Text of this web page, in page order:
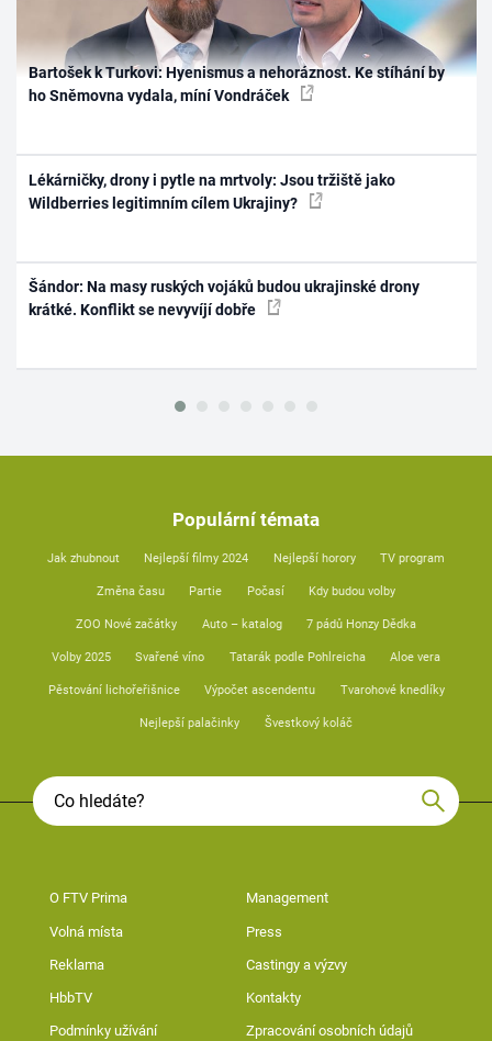
Bartošek k Turkovi: Hyenismus a nehoráznost. Ke stíhání by
ho Sněmovna vydala, míní Vondráček
Lékárničky, drony i pytle na mrtvoly: Jsou tržiště jako
Wildberries legitimním cílem Ukrajiny?
Šándor: Na masy ruských vojáků budou ukrajinské drony
krátké. Konflikt se nevyvíjí dobře
Populární témata
Jak zhubnout Nejlepší filmy 2024 Nejlepší horory TV program
Změna času Partie Počasí Kdy budou volby
ZOO Nové začátky Auto – katalog 7 pádů Honzy Dědka
Volby 2025 Svařené víno Tatarák podle Pohlreicha Aloe vera
Pěstování lichořeřišnice Výpočet ascendentu Tvarohové knedlíky
Nejlepší palačinky Švestkový koláč
O FTV Prima Management
Volná místa Press
Reklama Castingy a výzvy
HbbTV Kontakty
Podmínky užívání Zpracování osobních údajů